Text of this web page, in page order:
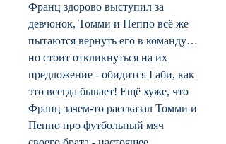
Франц здорово выступил за
девчонок, Томми и Пеппо всё же
пытаются вернуть его в команду…
но стоит откликнуться на их
предложение - обидится Габи, как
это всегда бывает! Ещё хуже, что
Франц зачем-то рассказал Томми и
Пеппо про футбольный мяч